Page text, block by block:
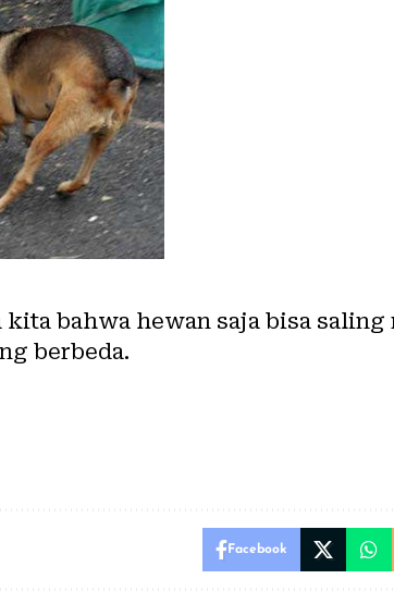
bahwa hewan saja bisa saling
berbeda.
Facebook